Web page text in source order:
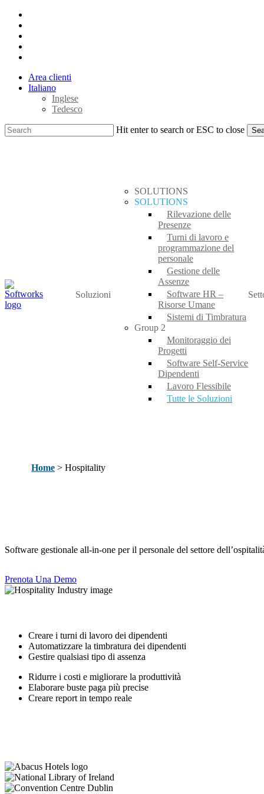
Skip
main
content
Area clienti
Italiano
Inglese
Tedesco
Hit enter to search or ESC to close
Soluzioni
SOLUTIONS
SOLUTIONS
Rilevazione delle
Presenze
Turni di lavoro e
programmazione del
personale
Gestione delle
Assenze
Software HR –
Risorse Umane
Sistemi di Timbratura
Group 2
Monitoraggio dei
Progetti
Software Self-Service
Dipendenti
Lavoro Flessibile
Tutte le Soluzioni
Home > Hospitality
Software gestionale all-in-one per il personale del settore
Prenota Una Demo
Creare i turni di lavoro dei dipendenti
Automatizzare la timbratura dei dipendenti
Gestire qualsiasi tipo di assenza
Ridurre i costi e migliorare la produttività
Elaborare buste paga più precise
Creare report in tempo reale